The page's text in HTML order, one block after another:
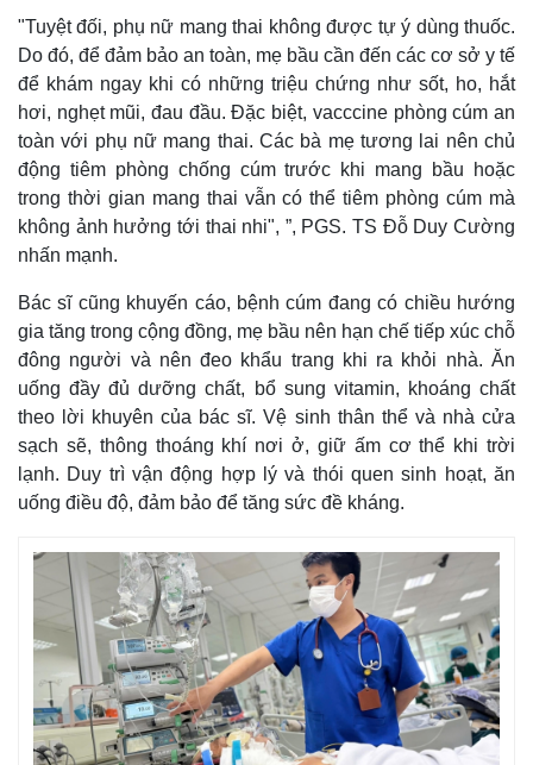
"Tuyệt đối, phụ nữ mang thai không được tự ý dùng thuốc.
Do đó, để đảm bảo an toàn, mẹ bầu cần đến các cơ sở y tế
để khám ngay khi có những triệu chứng như sốt, ho, hắt
hơi, nghẹt mũi, đau đầu. Đặc biệt, vacccine phòng cúm an
toàn với phụ nữ mang thai. Các bà mẹ tương lai nên chủ
động tiêm phòng chống cúm trước khi mang bầu hoặc
trong thời gian mang thai vẫn có thể tiêm phòng cúm mà
không ảnh hưởng tới thai nhi", ”, PGS. TS Đỗ Duy Cường
nhấn mạnh.
Bác sĩ cũng khuyến cáo, bệnh cúm đang có chiều hướng
gia tăng trong cộng đồng, mẹ bầu nên hạn chế tiếp xúc chỗ
đông người và nên đeo khẩu trang khi ra khỏi nhà. Ăn
uống đầy đủ dưỡng chất, bổ sung vitamin, khoáng chất
theo lời khuyên của bác sĩ. Vệ sinh thân thể và nhà cửa
sạch sẽ, thông thoáng khí nơi ở, giữ ấm cơ thể khi trời
lạnh. Duy trì vận động hợp lý và thói quen sinh hoạt, ăn
uống điều độ, đảm bảo để tăng sức đề kháng.